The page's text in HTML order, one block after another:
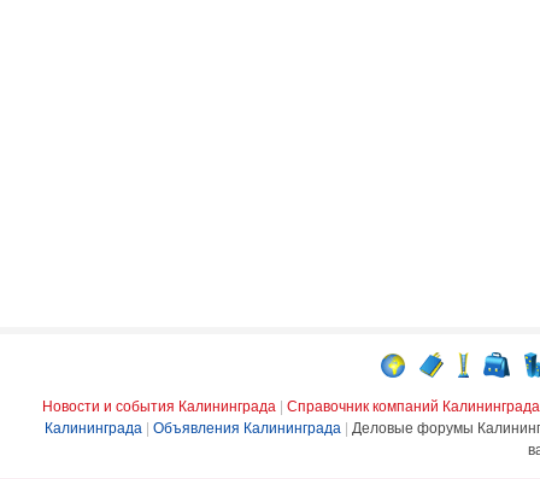
Новости и события Калининграда
Справочник компаний Калининграда
Калининграда
Объявления Калининграда
Деловые форумы